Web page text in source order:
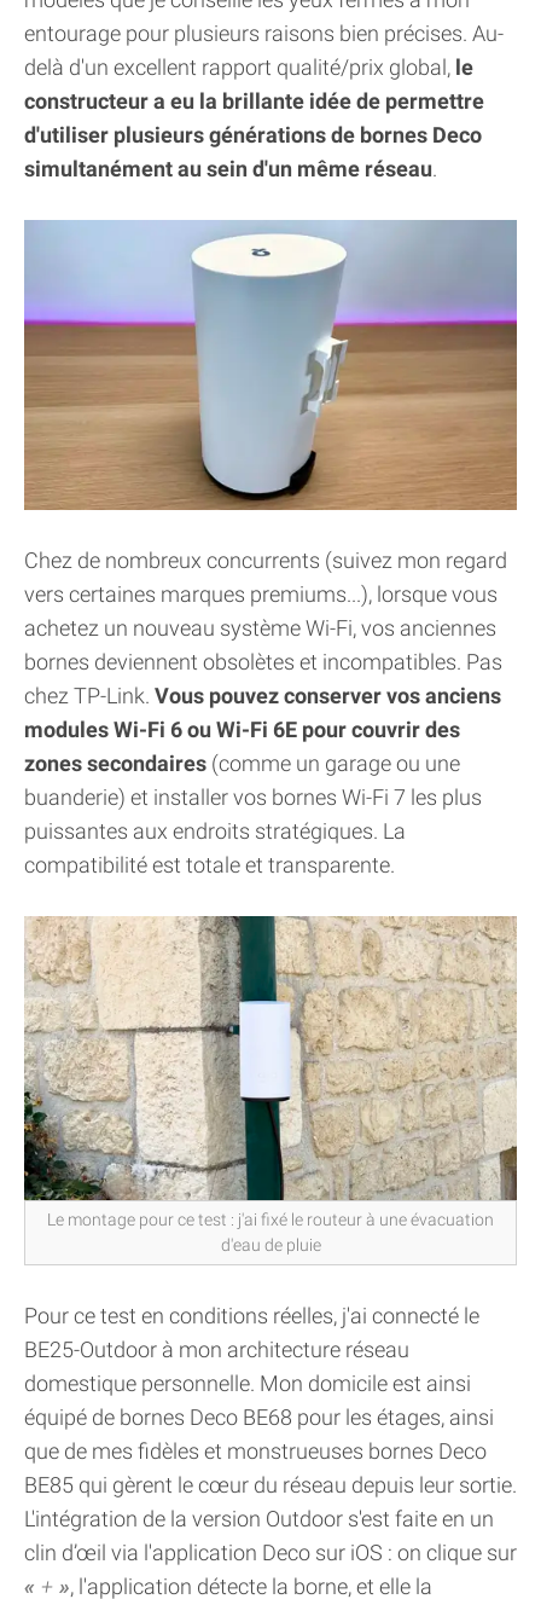
entourage pour plusieurs raisons bien précises. Au-
delà d'un excellent rapport qualité/prix global, le
constructeur a eu la brillante idée de permettre
d'utiliser plusieurs générations de bornes Deco
simultanément au sein d'un même réseau.
Chez de nombreux concurrents (suivez mon regard
vers certaines marques premiums...), lorsque vous
achetez un nouveau système Wi-Fi, vos anciennes
bornes deviennent obsolètes et incompatibles. Pas
chez TP-Link. Vous pouvez conserver vos anciens
modules Wi-Fi 6 ou Wi-Fi 6E pour couvrir des
zones secondaires (comme un garage ou une
buanderie) et installer vos bornes Wi-Fi 7 les plus
puissantes aux endroits stratégiques. La
compatibilité est totale et transparente.
Le montage pour ce test : j'ai fixé le routeur à une évacuation
d'eau de pluie
Pour ce test en conditions réelles, j'ai connecté le
BE25-Outdoor à mon architecture réseau
domestique personnelle. Mon domicile est ainsi
équipé de bornes Deco BE68 pour les étages, ainsi
que de mes fidèles et monstrueuses bornes Deco
BE85 qui gèrent le cœur du réseau depuis leur sortie.
L'intégration de la version Outdoor s'est faite en un
clin d’œil via l'application Deco sur iOS : on clique sur
+
, l'application détecte la borne, et elle la